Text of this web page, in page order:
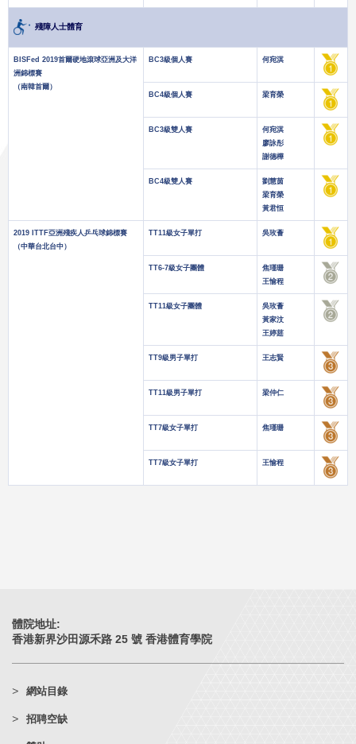
殘障人士體育
BISFed 2019首爾硬地滾球亞洲及大洋
洲錦標賽
（南韓首爾）
BC3級個人賽 何宛淇
BC4級個人賽 梁育榮
BC3級雙人賽
何宛淇
廖詠彤
謝德樺
BC4級雙人賽
劉慧茵
梁育榮
黃君恒
2019 ITTF亞洲殘疾人乒乓球錦標賽
（中華台北台中）
TT11級女子單打 吳玫薈
TT6-7級女子團體
焦瑾珊
王愉程
TT11級女子團體
吳玫薈
黃家汶
王婷莛
TT9級男子單打 王志賢
TT11級男子單打 梁仲仁
TT7級女子單打 焦瑾珊
TT7級女子單打 王愉程
體院地址:
香港新界沙田源禾路 25 號 香港體育學院
網站目錄
招聘空缺